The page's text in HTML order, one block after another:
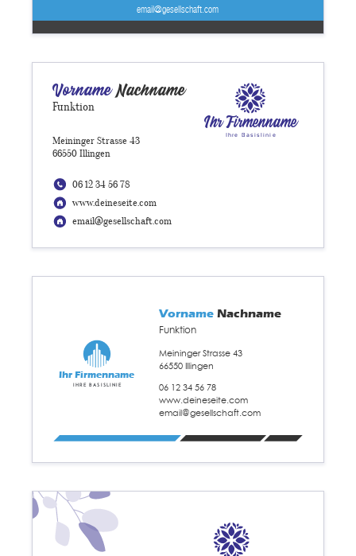
email@gesellschaft.com
email@gesellschaft.com
06 12 34 56 78
www.deineseite.com
Meininger Strasse 43
66550 Illingen
Funktion
VornameNachname
Ihr Firmenname
Ihre Basislinie
email@gesellschaft.com
06 12 34 56 78
www.deineseite.com
Funktion
Meininger Strasse 43
66550 Illingen
Vorname Nachname
Ihr Firmenname
Ihre Basislinie